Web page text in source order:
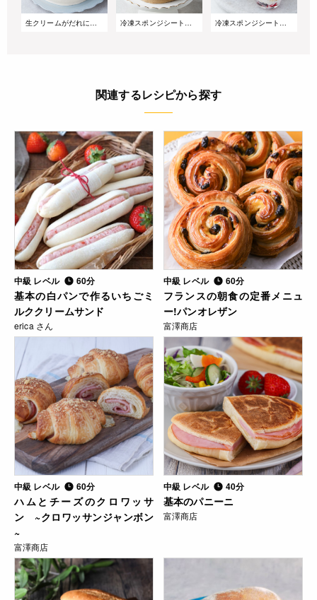
生クリームがだれにくい!サマーショートケーキ 冷凍スポンジシートで簡単!桃とアールグレイのズコットケーキ 冷凍スポンジシートで簡単!重ねるだけのベリーグラスケーキ
関連するレシピから探す
中級 レベル 60分
基本の白パンで作るいちごミ
ルククリームサンド
erica さん
中級 レベル 60分
フランスの朝食の定番メニュ
ー!パンオレザン
富澤商店
中級 レベル 60分
ハムとチーズのクロワッサ
ン ~クロワッサンジャンボン
~
富澤商店
中級 レベル 40分
基本のパニーニ
富澤商店